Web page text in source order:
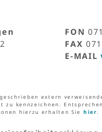
FON
FAX
E-MAIL
extern
kennzeichnen.
hierzu erhalten Sie hier.